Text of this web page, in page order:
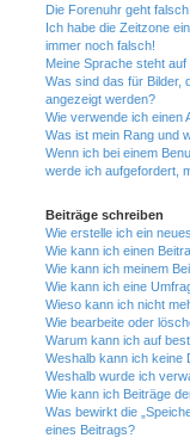
Die Forenuhr geht falsch!
Ich habe die Zeitzone
immer noch falsch!
Meine Sprache steht
Was sind das für Bilder,
angezeigt werden?
Wie verwende ich einen
Was ist mein Rang und
Wenn ich bei einem
werde ich aufgefordert,
Beiträge schreiben
Wie erstelle ich ein
Wie kann ich einen
Wie kann ich meinem
Wie kann ich eine
Wieso kann ich nicht
Wie bearbeite oder
Warum kann ich auf
Weshalb kann ich keine
Weshalb wurde ich
Wie kann ich Beiträge
Was bewirkt die
eines Beitrags?